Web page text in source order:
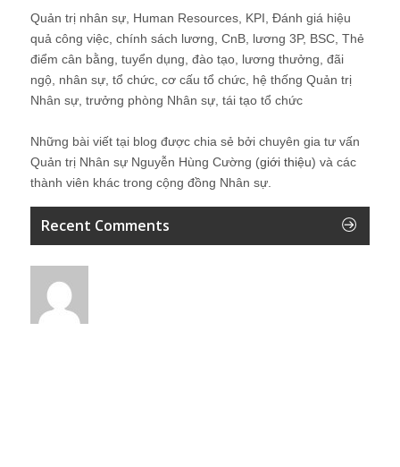
Quản trị nhân sự, Human Resources, KPI, Đánh giá hiệu
quả công việc, chính sách lương, CnB, lương 3P, BSC, Thẻ
điểm cân bằng, tuyển dụng, đào tạo, lương thưởng, đãi
ngộ, nhân sự, tổ chức, cơ cấu tổ chức, hệ thống Quản trị
Nhân sự, trưởng phòng Nhân sự, tái tạo tổ chức
Những bài viết tại blog được chia sẻ bởi chuyên gia tư vấn
Quản trị Nhân sự Nguyễn Hùng Cường (giới thiệu) và các
thành viên khác trong cộng đồng Nhân sự.
Recent Comments